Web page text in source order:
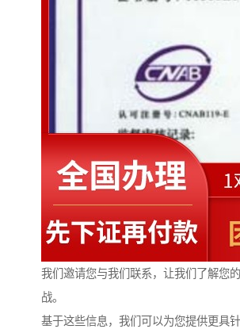
我们邀请您与我们联系，让我们了解您
战。
基于这些信息，我们可以为您提供更具